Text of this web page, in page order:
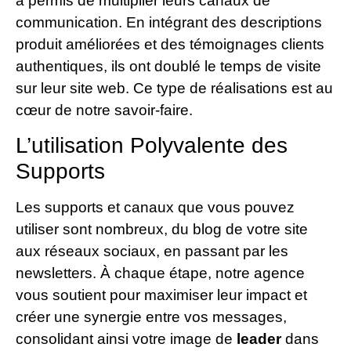
communication. En intégrant des descriptions
produit améliorées et des témoignages clients
authentiques, ils ont doublé le temps de visite
sur leur site web. Ce type de réalisations est au
cœur de notre savoir-faire.
L’utilisation Polyvalente des
Supports
Les supports et canaux que vous pouvez
utiliser sont nombreux, du blog de votre site
aux réseaux sociaux, en passant par les
newsletters. À chaque étape, notre agence
vous soutient pour maximiser leur impact et
créer une synergie entre vos messages,
consolidant ainsi votre image de leaderdans